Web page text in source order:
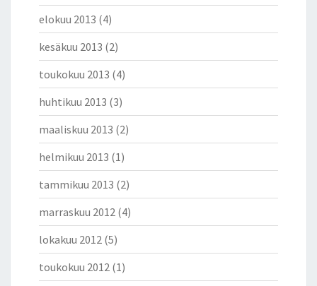
elokuu 2013 (4)
kesäkuu 2013 (2)
toukokuu 2013 (4)
huhtikuu 2013 (3)
maaliskuu 2013 (2)
helmikuu 2013 (1)
tammikuu 2013 (2)
marraskuu 2012 (4)
lokakuu 2012 (5)
toukokuu 2012 (1)